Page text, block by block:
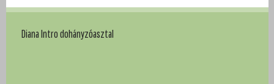
Diana Intro dohányzóasztal